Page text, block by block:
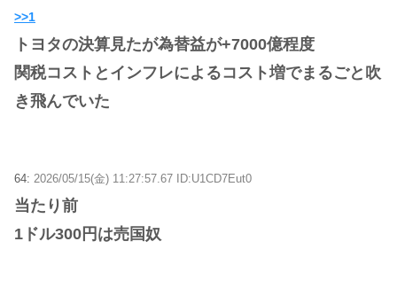
>>1
トヨタの決算見たが為替益が+7000億程度
関税コストとインフレによるコスト増でまるごと吹
き飛んでいた
64: 2026/05/15(金) 11:27:57.67 ID:U1CD7Eut0
当たり前
1ドル300円は売国奴